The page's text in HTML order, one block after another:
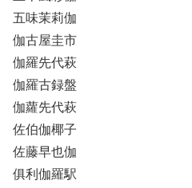
五味茉莉伽
伽古屋圭市
伽羅先代萩
伽羅古録盤
伽蘿先代萩
佐伯伽椰子
佐藤早也伽
俱利伽羅駅